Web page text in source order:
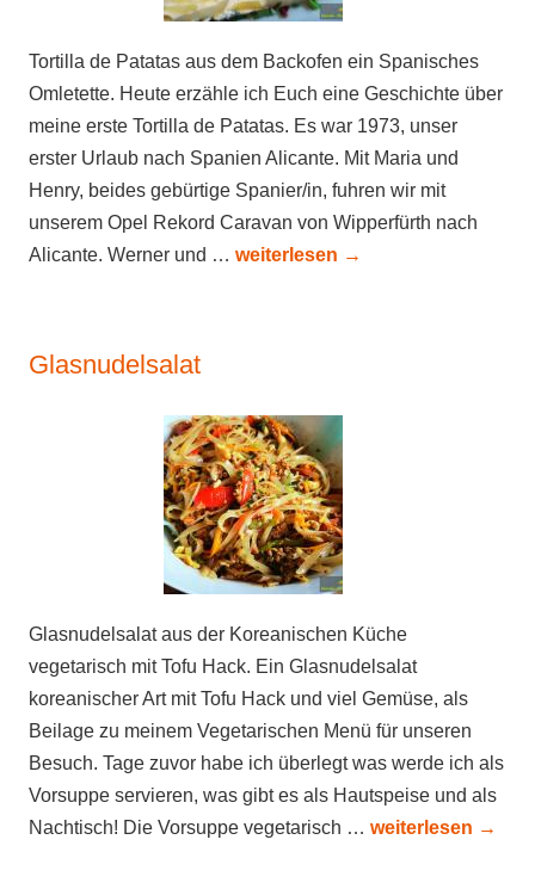
Tortilla de Patatas aus dem Backofen ein Spanisches
Omletette. Heute erzähle ich Euch eine Geschichte über
meine erste Tortilla de Patatas. Es war 1973, unser
erster Urlaub nach Spanien Alicante. Mit Maria und
Henry, beides gebürtige Spanier/in, fuhren wir mit
unserem Opel Rekord Caravan von Wipperfürth nach
Alicante. Werner und … weiterlesen →
Glasnudelsalat
Glasnudelsalat aus der Koreanischen Küche
vegetarisch mit Tofu Hack. Ein Glasnudelsalat
koreanischer Art mit Tofu Hack und viel Gemüse, als
Beilage zu meinem Vegetarischen Menü für unseren
Besuch. Tage zuvor habe ich überlegt was werde ich als
Vorsuppe servieren, was gibt es als Hautspeise und als
Nachtisch! Die Vorsuppe vegetarisch … weiterlesen →